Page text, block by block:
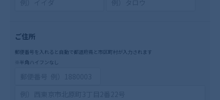
ご住所
郵便番号を入れると自動で都道府県と市区町村が入力されます
※半角ハイフンなし